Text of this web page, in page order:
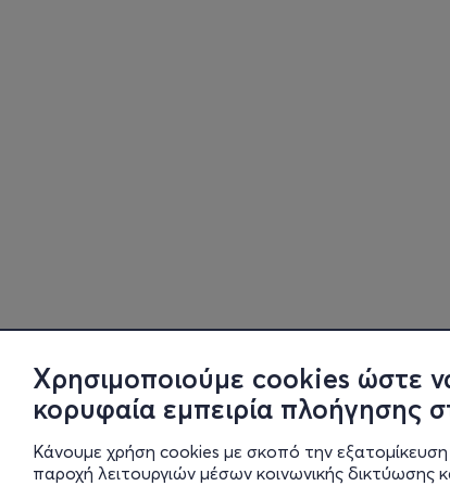
Χρησιμοποιούμε cookies ώστε
κορυφαία εμπειρία πλοήγησης
Κάνουμε χρήση cookies με σκοπό την
παροχή λειτουργιών μέσων κοινωνικής δικτύωσης